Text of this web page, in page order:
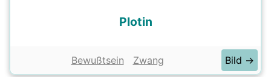
Plotin
Bewußtsein Zwang Bild →